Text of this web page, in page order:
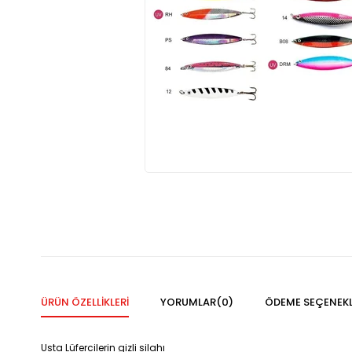
ÜRÜN ÖZELLIKLERI YORUMLAR(0) ÖDEME
Usta Lüfercilerin gizli silahı